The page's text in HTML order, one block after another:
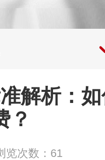
解析：
？
览次数： 61